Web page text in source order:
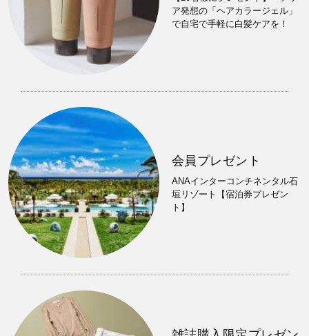
ア発想の「ヘアカラージェル」
で自宅で手軽に白髪ケアを！
会員プレゼント
ANAインターコンチネンタル石
垣リゾート【宿泊券プレゼン
ト】